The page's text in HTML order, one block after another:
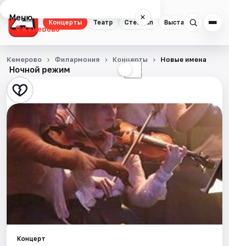
Концерты Театр Стендап Выставки
Меню ×
Кемерово
Концерты
Театр
Стендап
Выставки
Квесты
Экскурсии
События
Ночной режим ☾
Кемерово Филармония Концерты Новые имена
Концерт